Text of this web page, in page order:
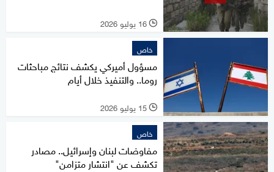
l 16 يوليو 2026
خاص
مسؤول أميركي يكشف نتائج مباحثات
روما.. والتنفيذ خلال أيام
l 15 يوليو 2026
خاص
مفاوضات لبنان وإسرائيل.. مصادر
تكشف عن "انتشار متزامن"